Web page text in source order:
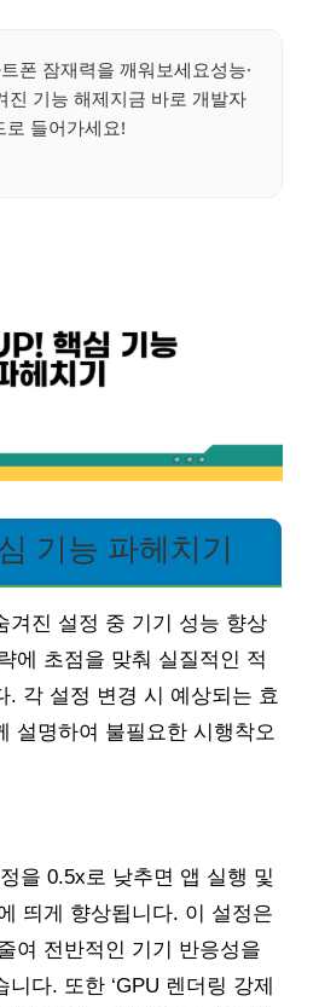
폰 잠재력을 깨워보세요성능·
진 기능 해제지금 바로 개발자
로 들어가세요!
기능 파헤치기
겨진 설정 중 기기 성능 향상
에 초점을 맞춰 실질적인 적
. 각 설정 변경 시 예상되는 효
설명하여 불필요한 시행착오
을 0.5x로 낮추면 앱 실행 및
띄게 향상됩니다. 이 설정은
여 전반적인 기기 반응성을
다. 또한 ‘GPU 렌더링 강제